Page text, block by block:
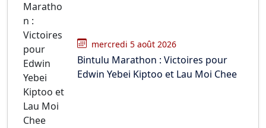
mercredi 5 août 2026
Bintulu Marathon : Victoires pour
Edwin Yebei Kiptoo et Lau Moi Chee